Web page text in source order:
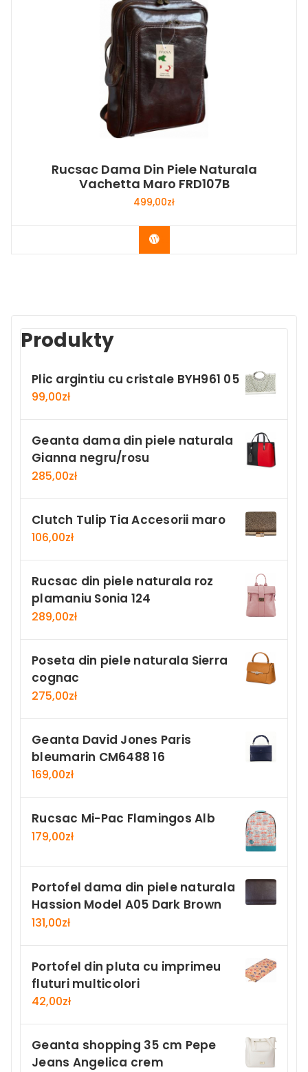
Rucsac Dama Din Piele Naturala
Vachetta Maro FRD107B
499,00zł
Buy Now
Produkty
Plic argintiu cu cristale BYH961 05
99,00zł
Geanta dama din piele naturala
Gianna negru/rosu
285,00zł
Clutch Tulip Tia Accesorii maro
106,00zł
Rucsac din piele naturala roz
plamaniu Sonia 124
289,00zł
Poseta din piele naturala Sierra
cognac
275,00zł
Geanta David Jones Paris
bleumarin CM6488 16
169,00zł
Rucsac Mi-Pac Flamingos Alb
179,00zł
Portofel dama din piele naturala
Hassion Model A05 Dark Brown
131,00zł
Portofel din pluta cu imprimeu
fluturi multicolori
42,00zł
Geanta shopping 35 cm Pepe
Jeans Angelica crem